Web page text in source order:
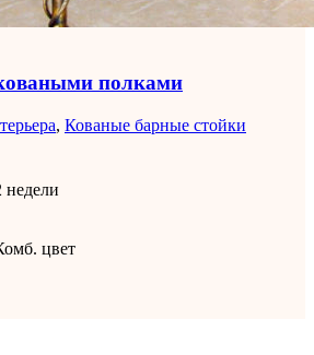
полками
, Кованые барные стойки
недели
цвет